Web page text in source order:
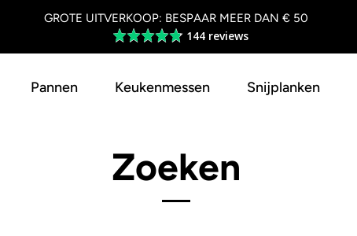
GROTE UITVERKOOP: BESPAAR MEER DAN € 50
Average
rating
out
144 reviews
Pannen Keukenmessen Snijplanken
Zoeken